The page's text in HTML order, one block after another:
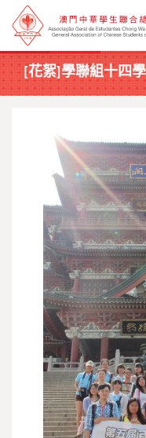
[花絮]學聯組十四